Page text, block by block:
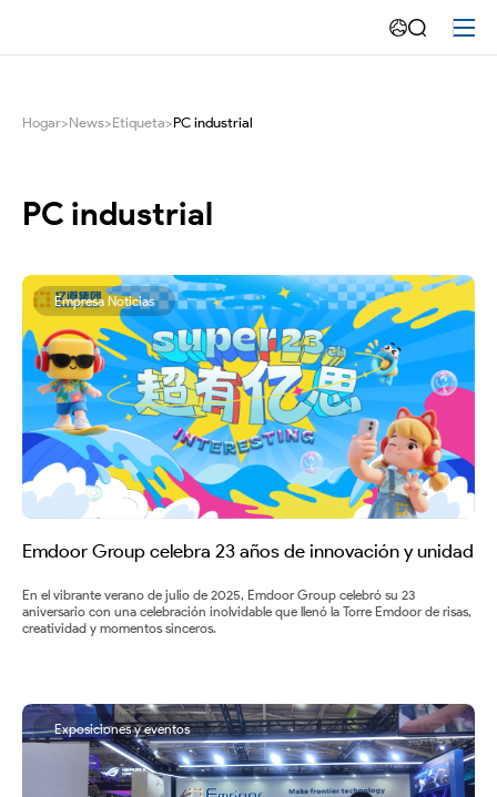
aplicación
de
PC
en
hospitales
inteligentes-
Emdoor-
Tableta
resistente
Panel
PC
Fabricante
Hogar>News>Etiqueta>PC industrial
PC industrial
Empresa Noticias
Emdoor Group celebra 23 años de innovación y unidad
En el vibrante verano de julio de 2025, Emdoor Group celebró su 23
aniversario con una celebración inolvidable que llenó la Torre Emdoor de risas,
creatividad y momentos sinceros.
Exposiciones y eventos